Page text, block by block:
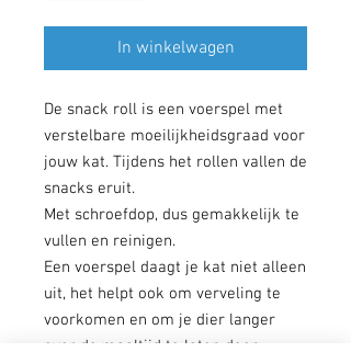
In winkelwagen
De snack roll is een voerspel met
verstelbare moeilijkheidsgraad voor
jouw kat. Tijdens het rollen vallen de
snacks eruit.
Met schroefdop, dus gemakkelijk te
vullen en reinigen.
Een voerspel daagt je kat niet alleen
uit, het helpt ook om verveling te
voorkomen en om je dier langer
over de maaltijd te laten doen.